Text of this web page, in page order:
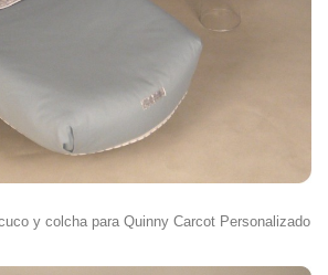
y colcha para Quinny Carcot Personalizado